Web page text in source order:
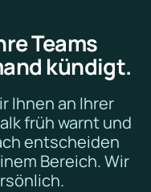
Teams
kündigt.
Ihnen an Ihrer
früh warnt und
entscheiden
Bereich. Wir